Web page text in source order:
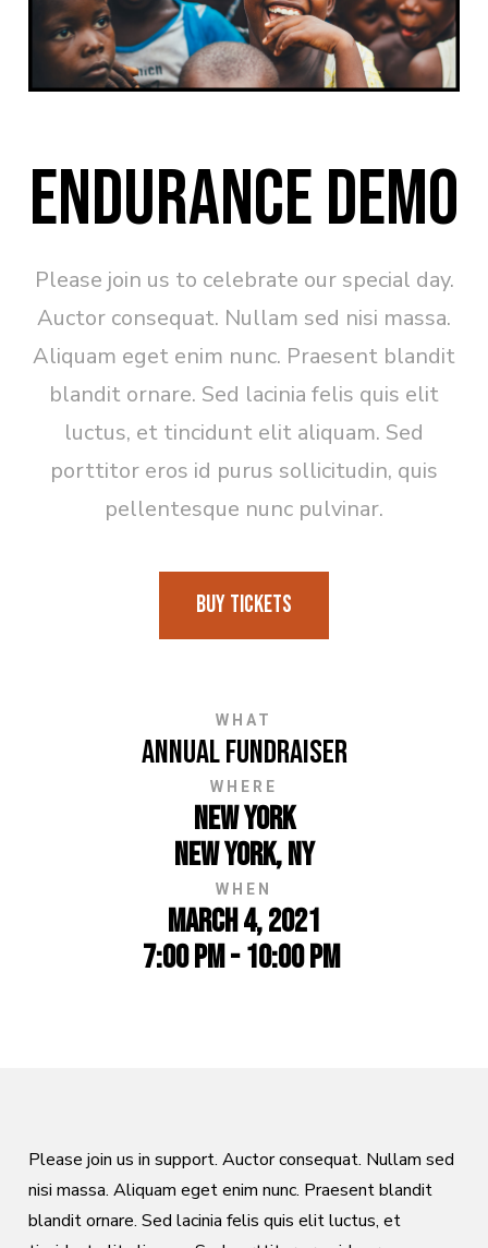
Endurance Demo
Please join us to celebrate our special day.
Auctor consequat. Nullam sed nisi massa.
Aliquam eget enim nunc. Praesent blandit
blandit ornare. Sed lacinia felis quis elit
luctus, et tincidunt elit aliquam. Sed
porttitor eros id purus sollicitudin, quis
pellentesque nunc pulvinar.
Buy Tickets
WHAT
Annual Fundraiser
WHERE
New York
New York, NY
WHEN
March 4, 2021
7:00 PM - 10:00 PM
Please join us in support. Auctor consequat. Nullam sed
nisi massa. Aliquam eget enim nunc. Praesent blandit
blandit ornare. Sed lacinia felis quis elit luctus, et